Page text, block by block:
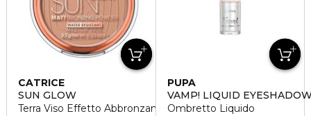
CATRICE
SUN GLOW
Terra Viso Effetto Abbronzante e Opacizzante
PUPA
VAMP! LIQUID
Ombretto Liquido